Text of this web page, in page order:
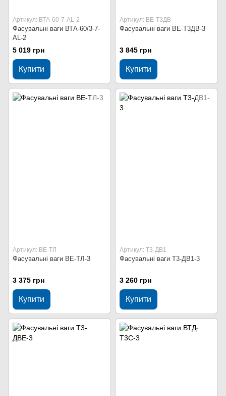
Артикул: ВТА-60-7-АL-2
Фасувальні ваги ВТА-60/3-7-
АL-2
5 019 грн
Купити
Артикул: ВЕ-Т3ДВ
Фасувальні ваги ВЕ-Т3ДВ-3
3 845 грн
Купити
Артикул: ВЕ-ТЛ
Фасувальні ваги ВЕ-ТЛ-3
3 375 грн
Купити
Артикул: Т3-ДВ1
Фасувальні ваги Т3-ДВ1-3
3 260 грн
Купити